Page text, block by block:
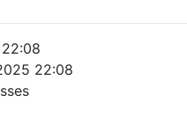
22:08